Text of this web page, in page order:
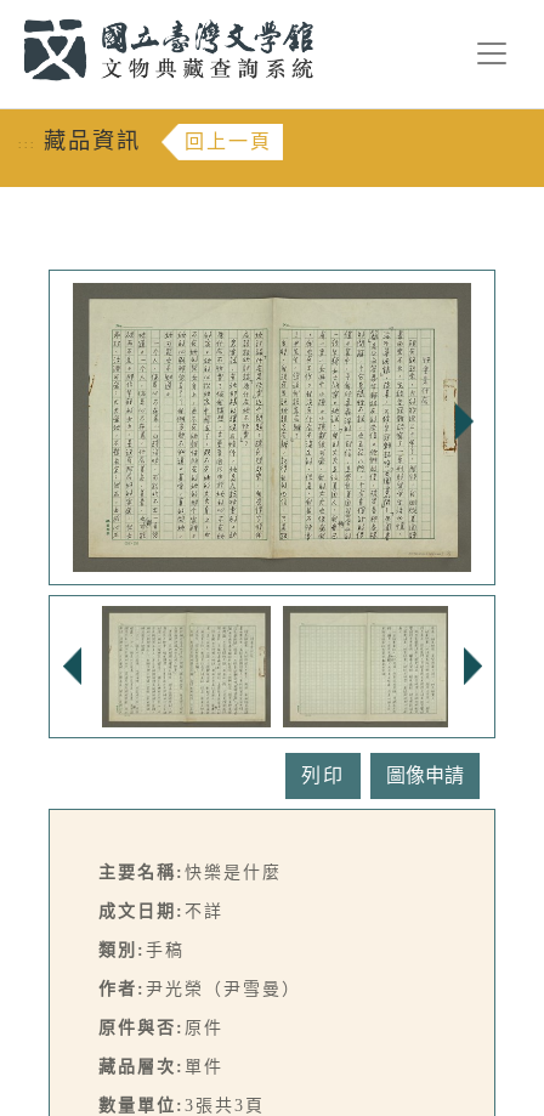
::: 藏品資訊 回上一頁
列印
主要名稱: 快樂是什麼
成文日期: 不詳
類別: 手稿
作者: 尹光榮（尹雪曼）
原件與否: 原件
藏品層次: 單件
數量單位: 3張共3頁